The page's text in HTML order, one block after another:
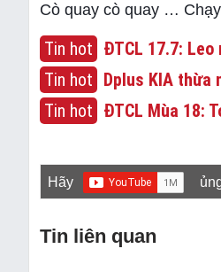
Cò quay cò quay …
Tin hot ĐTCL 17.7:
Tin hot Dplus KIA thừa
Tin hot ĐTCL Mùa 18:
Hãy
Tin liên quan